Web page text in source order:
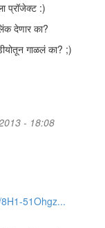
प्रॉजेक्ट :)
देणार का?
गाळलं का? ;)
- 18:08
51Ohgz...